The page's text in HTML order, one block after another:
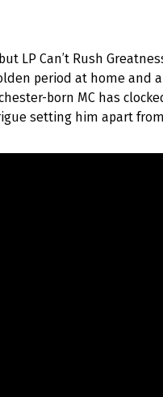
LP Can’t Rush
period at home and
born MC has
setting him apart